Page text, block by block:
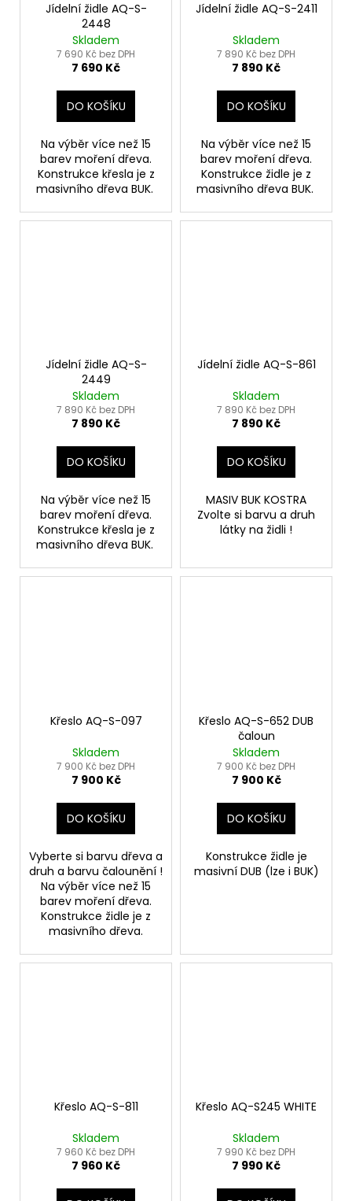
Jídelní židle AQ-S-
2448
Skladem
7 690 Kč bez DPH
7 690 Kč
DO KOŠÍKU
Na výběr více než 15
barev moření dřeva.
Konstrukce křesla je z
masivního dřeva BUK.
Jídelní židle AQ-S-2411
Skladem
7 890 Kč bez DPH
7 890 Kč
DO KOŠÍKU
Na výběr více než 15
barev moření dřeva.
Konstrukce židle je z
masivního dřeva BUK.
Jídelní židle AQ-S-
2449
Skladem
7 890 Kč bez DPH
7 890 Kč
DO KOŠÍKU
Na výběr více než 15
barev moření dřeva.
Konstrukce křesla je z
masivního dřeva BUK.
Jídelní židle AQ-S-861
Skladem
7 890 Kč bez DPH
7 890 Kč
DO KOŠÍKU
MASIV BUK KOSTRA
Zvolte si barvu a druh
látky na židli !
Křeslo AQ-S-097
Skladem
7 900 Kč bez DPH
7 900 Kč
DO KOŠÍKU
Vyberte si barvu dřeva a
druh a barvu čalounění !
Na výběr více než 15
barev moření dřeva.
Konstrukce židle je z
masivního dřeva.
Křeslo AQ-S-652 DUB
čaloun
Skladem
7 900 Kč bez DPH
7 900 Kč
DO KOŠÍKU
Konstrukce židle je
masivní DUB (lze i BUK)
Křeslo AQ-S-811
Skladem
7 960 Kč bez DPH
7 960 Kč
Křeslo AQ-S245 WHITE
Skladem
7 990 Kč bez DPH
7 990 Kč